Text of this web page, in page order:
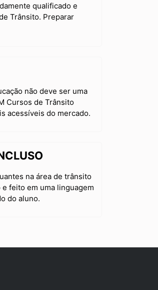
qualificado e
Trânsito. Preparar
não deve ser uma
Cursos de Trânsito
acessíveis do mercado.
na área de trânsito
feito em uma linguagem
do aluno.